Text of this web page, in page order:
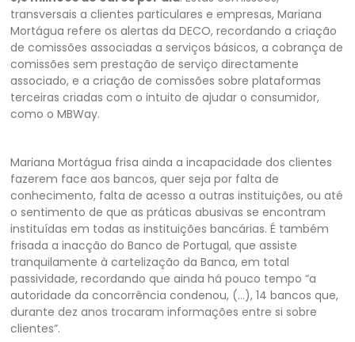
transversais a clientes particulares e empresas, Mariana
Mortágua refere os alertas da DECO, recordando a criação
de comissões associadas a serviços básicos, a cobrança de
comissões sem prestação de serviço directamente
associado, e a criação de comissões sobre plataformas
terceiras criadas com o intuito de ajudar o consumidor,
como o MBWay.
Mariana Mortágua frisa ainda a incapacidade dos clientes
fazerem face aos bancos, quer seja por falta de
conhecimento, falta de acesso a outras instituições, ou até
o sentimento de que as práticas abusivas se encontram
instituídas em todas as instituições bancárias. É também
frisada a inacção do Banco de Portugal, que assiste
tranquilamente à cartelização da Banca, em total
passividade, recordando que ainda há pouco tempo “a
autoridade da concorrência condenou, (…), 14 bancos que,
durante dez anos trocaram informações entre si sobre
clientes”.